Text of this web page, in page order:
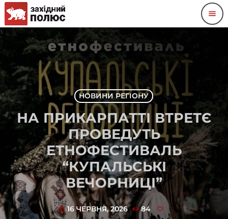
menu
НОВИНИ РЕГІОНУ
НА ПРИКАРПАТТІ ВТРЕТЄ
ПРОВЕДУТЬ
ЕТНОФЕСТИВАЛЬ
“КУПАЛЬСЬКІ
ВЕЧОРНИЦІ”
today 16 ЧЕРВНЯ, 2026 84